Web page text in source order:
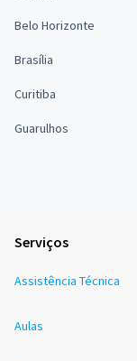
Belo Horizonte
Brasília
Curitiba
Guarulhos
Serviços
Assistência Técnica
Aulas